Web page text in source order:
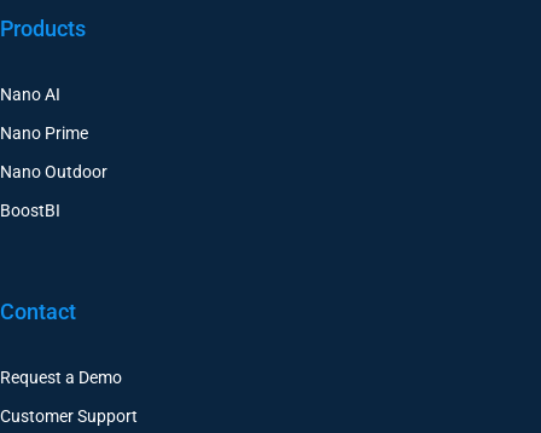
Products
Nano AI
Nano Prime
Nano Outdoor
BoostBI
Contact
Request a Demo
Customer Support